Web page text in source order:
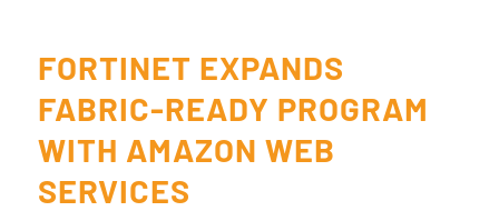
FORTINET EXPANDS
FABRIC-READY PROGRAM
WITH AMAZON WEB
SERVICES